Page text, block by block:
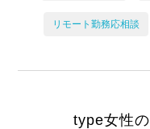
リモート勤務応相談
type女性